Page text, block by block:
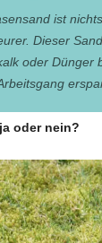
ist
Dieser
oder Dünger
oder nein?